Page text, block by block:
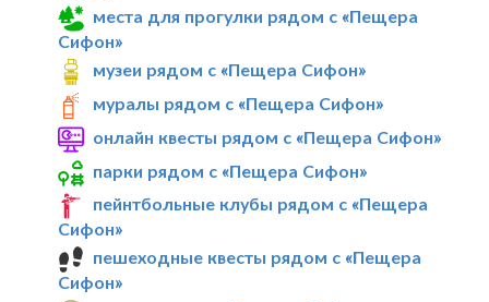
места для прогулки рядом с «Пещера
Сифон»
музеи рядом с «Пещера Сифон»
муралы рядом с «Пещера Сифон»
онлайн квесты рядом с «Пещера Сифон»
парки рядом с «Пещера Сифон»
пейнтбольные клубы рядом с «Пещера
Сифон»
пешеходные квесты рядом с «Пещера
Сифон»